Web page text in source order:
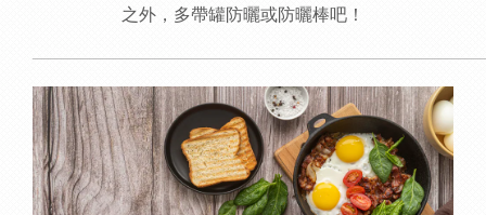
之外，多帶罐防曬或防曬棒吧！